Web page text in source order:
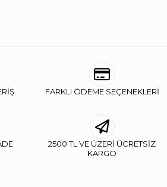
FARKLI ÖDEME SEÇENEKLERİ
2500 TL VE ÜZERİ ÜCRETSİZ
KARGO